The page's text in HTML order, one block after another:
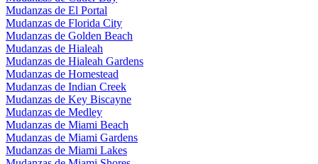
Mudanzas de El Portal
Mudanzas de Florida City
Mudanzas de Golden Beach
Mudanzas de Hialeah
Mudanzas de Hialeah Gardens
Mudanzas de Homestead
Mudanzas de Indian Creek
Mudanzas de Key Biscayne
Mudanzas de Medley
Mudanzas de Miami Beach
Mudanzas de Miami Gardens
Mudanzas de Miami Lakes